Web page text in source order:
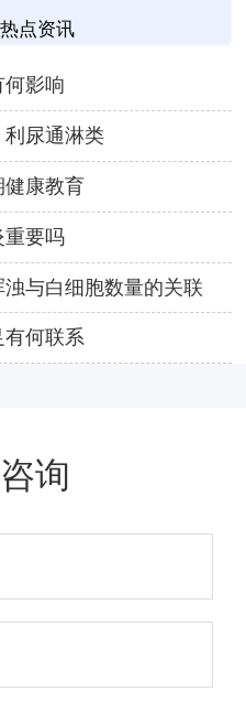
点资讯
影响
利尿通淋类
康教育
重要吗
与白细胞数量的关联
有何联系
询